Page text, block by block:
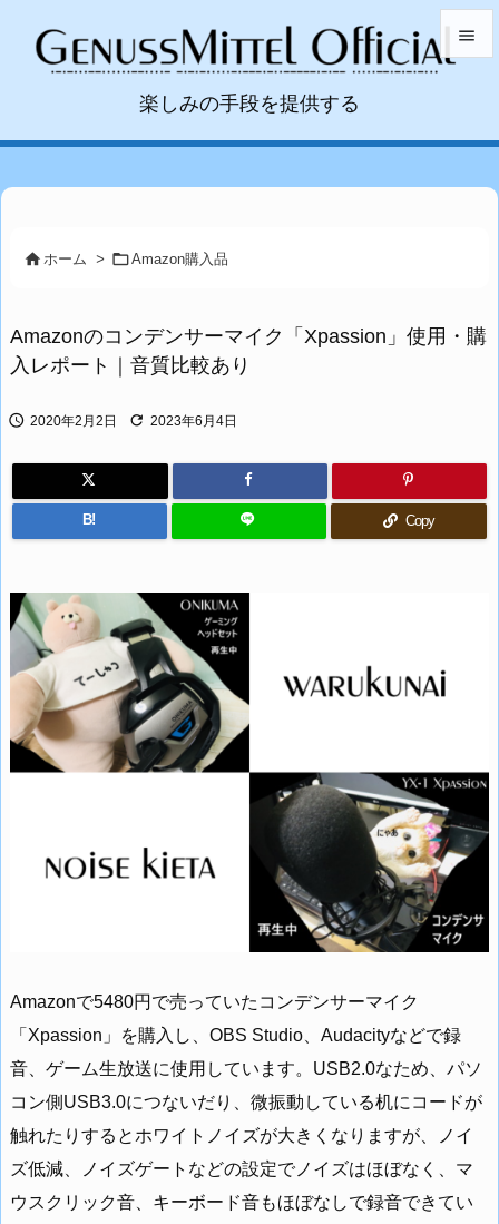
楽しみの手段を提供する


検索
 ホーム > Amazon購入品
Amazonのコンデンサーマイク「Xpassion」使用・購
入レポート｜音質比較あり
 2020年2月2日  2023年6月4日
B! Copy
Amazonで5480円で売っていたコンデンサーマイク
「Xpassion」を購入し、OBS Studio、Audacityなどで録
音、ゲーム生放送に使用しています。USB2.0なため、パソ
コン側USB3.0につないだり、微振動している机にコードが
触れたりするとホワイトノイズが大きくなりますが、ノイ
ズ低減、ノイズゲートなどの設定でノイズはほぼなく、マ
ウスクリック音、キーボード音もほぼなしで録音できてい